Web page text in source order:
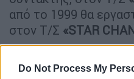
Do Not Process My
από το 1999 θα
στον Τ/Σ «STAR
ΔΙΑΒΑΣΤΕ ΕΠΙΣΗΣ